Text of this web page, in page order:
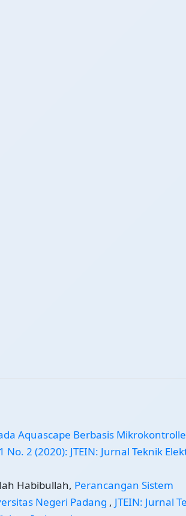
Aquascape Berbasis
2 (2020): JTEIN: Jurnal Teknik
Habibullah, Perancangan Sistem
Negeri Padang , JTEIN: Jurnal